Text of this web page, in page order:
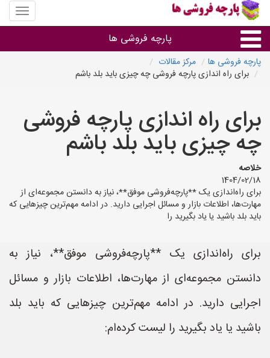
منوی
سایت
فروشی
پارچه فروشی ها
پارچه براساس جنس
پارچه براساس رنگ طرح و کاربرد
پارچه فروشی های هر شهر
پارچه فروشی ها
مرکز مقالات
برای راه اندازی پارچه فروشی چه چیزی باید بلد باشم
برای راه اندازی پارچه فروشی
چه چیزی باید بلد باشم
خلاصه
1404/02/18
برای راه‌اندازی یک **پارچه‌فروشی موفق**، نیاز به دانستن مجموعه‌ای از
مهارت‌ها، اطلاعات بازار و مسائل اجرایی دارید. در ادامه مهم‌ترین چیزهایی که
باید بلد باشید یا یاد بگیرید را
برای راه‌اندازی یک **پارچه‌فروشی موفق**، نیاز به
دانستن مجموعه‌ای از مهارت‌ها، اطلاعات بازار و مسائل
اجرایی دارید. در ادامه مهم‌ترین چیزهایی که باید بلد
باشید یا یاد بگیرید را لیست کرده‌ام: